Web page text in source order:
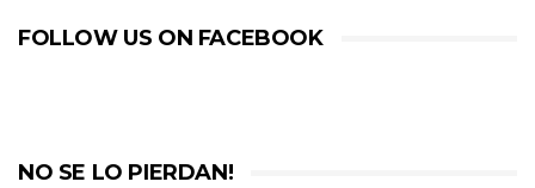
FOLLOW US ON FACEBOOK
NO SE LO PIERDAN!